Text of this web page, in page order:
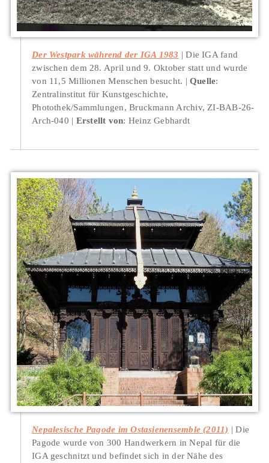
Der Westpark während der IGA 1983
Die IGA fand
zwischen dem 28. April und 9. Oktober statt und wurde
von 11,5 Millionen Menschen besucht.
Quelle:
Zentralinstitut für Kunstgeschichte,
Photothek/Sammlungen, Bruckmann Archiv, ZI-BAB-26-
Arch-040
Erstellt von: Heinz Gebhardt
Nepalesische Pagode im Ostasienensemble (2011)
Die
Pagode wurde von 300 Handwerkern in Nepal für die
IGA geschnitzt und befindet sich in der Nähe des